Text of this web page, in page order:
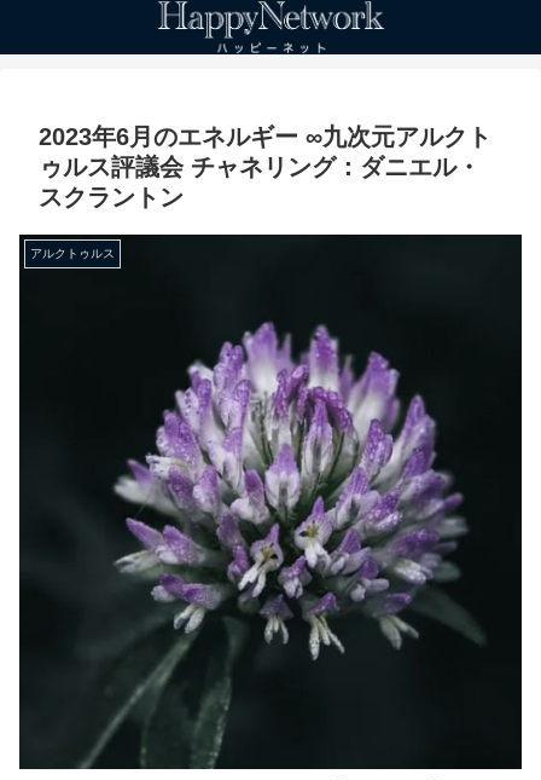
2023年6月のエネルギー ∞九次元アルクト
ゥルス評議会 チャネリング：ダニエル・
スクラントン
アルクトゥルス